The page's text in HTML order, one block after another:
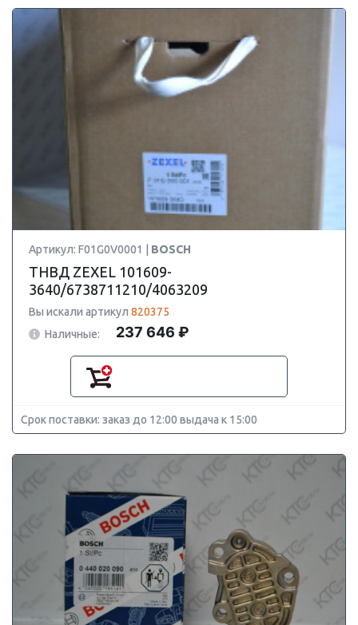
Артикул: F01G0V0001 | BOSCH
ТНВД ZEXEL 101609-
3640/6738711210/4063209
Вы искали артикул 820375
Наличные:
237 646 ₽
Срок поставки: заказ до 12:00 выдача к 15:00